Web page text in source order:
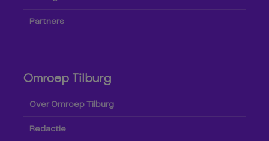
Partners
Omroep Tilburg
Over Omroep Tilburg
Redactie